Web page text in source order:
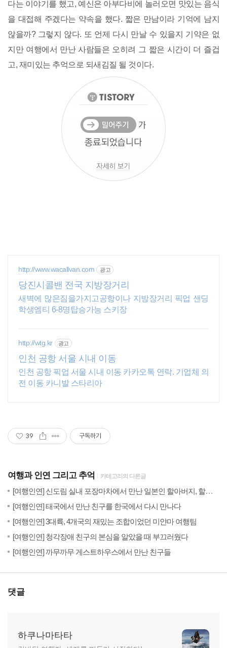
다는 이야기를 했고, 예신은 아부다비에 놀러오면 맛있는 음식
을 대접해 주겠다는 약속을 했다. 짧은 만남이라 기억에 남지
않을까? 그렇지 않다. 또 언제 다시 만날 수 있을지 기약은 없
지만 여행에서 만난 사람들은 오히려 그 짧은 시간이 더 즐겁
고, 재미있는 추억으로 되새김질 될 것이다.
http://www.wacallvan.com 광고
당진시콜밴 전국 지방장거리
새벽에 많은짐을가지고공항이나 지방장거리 픽업 샌딩
학생엠티 6-8명탑승가능 스키장
http://wtg.kr 광고
인천 공항 서울 시내 이동
인천 공항 픽업 서울 시내 이동 카카오톡 연락. 기업체 의
전 이동 카니발 스타리아
39 구독하기
여행과 인연 그리고 추억 카테고리의 다른글
[여행인연] 신도림 실내 포장마차에서 만난 일본인 할아버지, 할머니
[여행인연] 태국에서 만난 친구를 한국에서 다시 만나다
[여행인연] 3대륙, 4개국의 재밌는 조합이었던 미얀마 여행팀
[여행인연] 청각장애 친구의 본심을 알았을 때 부끄러웠다
[여행인연] 까무까무 게스트하우스에서 만난 친구들
댓글
하쿠나마타타